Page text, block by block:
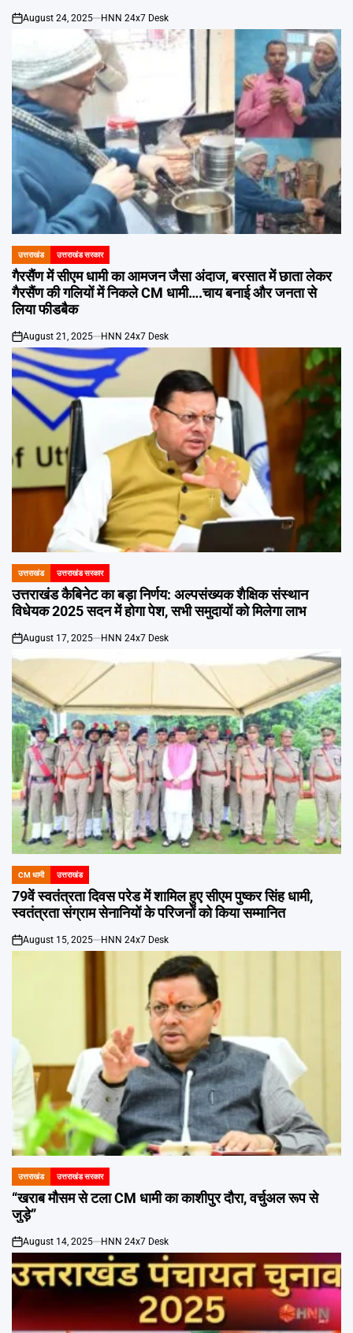
on
August 24, 2025 HNN 24x7 Desk
POSTED
IN
उत्तराखंड उत्तराखंड सरकार
गैरसैंण में सीएम धामी का आमजन जैसा अंदाज, बरसात में छाता लेकर
गैरसैंण की गलियों में निकले CM धामी….चाय बनाई और जनता से
लिया फीडबैक
on
August 21, 2025 HNN 24x7 Desk
POSTED
IN
उत्तराखंड उत्तराखंड सरकार
उत्तराखंड कैबिनेट का बड़ा निर्णय: अल्पसंख्यक शैक्षिक संस्थान
विधेयक 2025 सदन में होगा पेश, सभी समुदायों को मिलेगा लाभ
on
August 17, 2025 HNN 24x7 Desk
POSTED
IN
CM धामी उत्तराखंड
79वें स्वतंत्रता दिवस परेड में शामिल हुए सीएम पुष्कर सिंह धामी,
स्वतंत्रता संग्राम सेनानियों के परिजनों को किया सम्मानित
on
August 15, 2025 HNN 24x7 Desk
POSTED
IN
उत्तराखंड उत्तराखंड सरकार
“खराब मौसम से टला CM धामी का काशीपुर दौरा, वर्चुअल रूप से
जुड़े”
on
August 14, 2025 HNN 24x7 Desk